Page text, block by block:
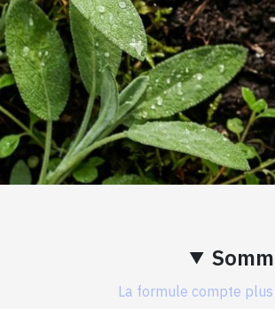
La formule compte